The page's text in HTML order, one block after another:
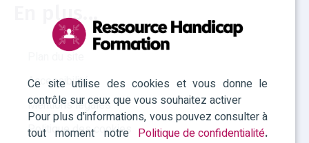
Ce site utilise des cookies et vous donne le
contrôle sur ceux que vous souhaitez activer
Pour plus d'informations, vous pouvez consulter à
tout moment notre Politique de confidentialité.
En plus...
Plan du site
Accessibilité
Mentions légales
Politique des cookies